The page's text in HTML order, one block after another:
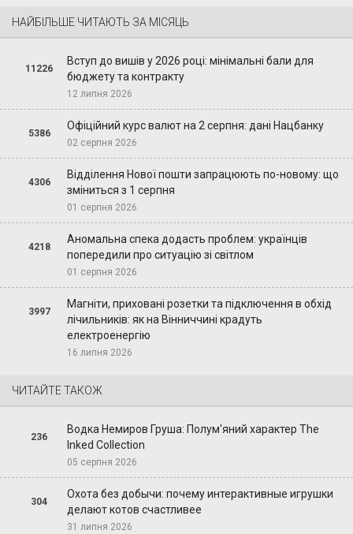
НАЙБІЛЬШЕ ЧИТАЮТЬ ЗА МІСЯЦЬ
11226
Вступ до вишів у 2026 році: мінімальні бали для
бюджету та контракту
12 липня 2026
5386
Офіційний курс валют на 2 серпня: дані Нацбанку
02 серпня 2026
4306
Відділення Нової пошти запрацюють по-новому: що
зміниться з 1 серпня
01 серпня 2026
4218
Аномальна спека додасть проблем: українців
попередили про ситуацію зі світлом
01 серпня 2026
3997
Магніти, приховані розетки та підключення в обхід
лічильників: як на Вінниччині крадуть
електроенергію
16 липня 2026
ЧИТАЙТЕ ТАКОЖ
236
Водка Немиров Груша: Полум'яний характер The
Inked Collection
05 серпня 2026
304
Охота без добычи: почему интерактивные игрушки
делают котов счастливее
31 липня 2026